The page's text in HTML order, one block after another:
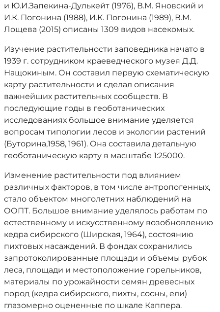
и Ю.И.Запекина-Дулькейт (1976), В.М. Яновский и
И.К. Погонина (1988), И.К. Погонина (1989), В.М.
Лощева (2015) описаны 1309 видов насекомых.
Изучение растительности заповедника начато в
1939 г. сотрудником краеведческого музея Д.Д.
Нащокиным. Он составил первую схематическую
карту растительности и сделал описания
важнейших растительных сообществ. В
последующие годы в геоботанических
исследованиях большое внимание уделяется
вопросам типологии лесов и экологии растений
(Буторина,1958, 1961). Она составила детальную
геоботаническую карту в масштабе 1:25000.
Изменение растительности под влиянием
различных факторов, в том числе антропогенных,
стало объектом многолетних наблюдений на
ООПТ. Большое внимание уделялось работам по
естественному и искусственному возобновлению
кедра сибирского (Ширская, 1964), состоянию
пихтовых насаждений. В фондах сохранились
запротоколированные площади и объемы рубок
леса, площади и местоположение горельников,
материалы по урожайности семян древесных
пород (кедра сибирского, пихты, сосны, ели)
глазомерно оцененные по шкале Каппера.